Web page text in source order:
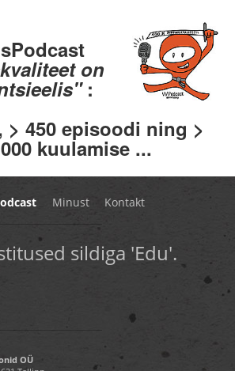
on
:
> 450 episoodi ning >
kuulamise ...
Minust Kontakt
sildiga 'Edu'.
OÜ